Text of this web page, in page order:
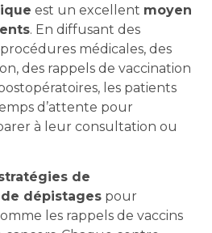
est un excellent moyen
. En diffusant des
médicales, des
des rappels de vaccination
les patients
d’attente pour
à leur consultation ou
de
dépistages pour
les rappels de vaccins